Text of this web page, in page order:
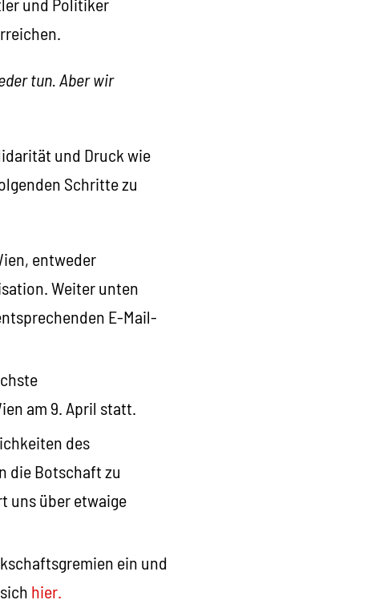
tun. Aber wir
und Druck wie
Schritte zu
entweder
Weiter unten
E-Mail-
am 9. April statt.
des
die Botschaft zu
uns über etwaige
ein und
hier.